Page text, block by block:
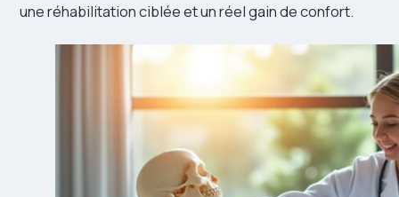
une réhabilitation ciblée et un réel gain de confort.